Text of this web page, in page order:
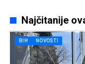
Najčitanije
BIH NOVOSTI